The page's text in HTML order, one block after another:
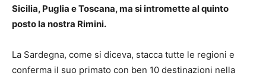
Sicilia, Puglia e Toscana, ma si intromette al quinto
posto la nostra Rimini.
La Sardegna, come si diceva, stacca tutte le regioni e
conferma il suo primato con ben 10 destinazioni nella